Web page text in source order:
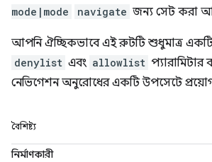
mode|mode
navigate জন্য সেট করা
আপনি ঐচ্ছিকভাবে এই রুটটি শুধুমাত্র
denylist এবং allowlist প্যারামিটার
নেভিগেশন অনুরোধের একটি উপসেটে
বৈশিষ্ট্য
নির্মাণকারী